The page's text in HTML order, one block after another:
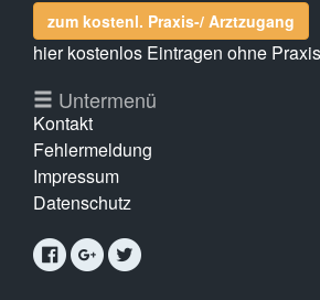
zum kostenl. Praxis-/ Arztzugang
hier kostenlos Eintragen ohne
Untermenü
Kontakt
Fehlermeldung
Impressum
Datenschutz